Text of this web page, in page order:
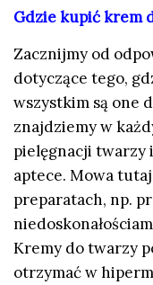
Gdzie kupić krem
Zacznijmy od
dotyczące tego,
wszystkim są one
znajdziemy w
pielęgnacji twarzy
aptece. Mowa
preparatach, np.
Kremy do twarzy
otrzymać w